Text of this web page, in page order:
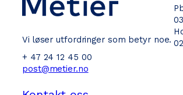
Vi løser utfordringer som betyr noe.
+ 47 24 12 45 00
post@metier.no